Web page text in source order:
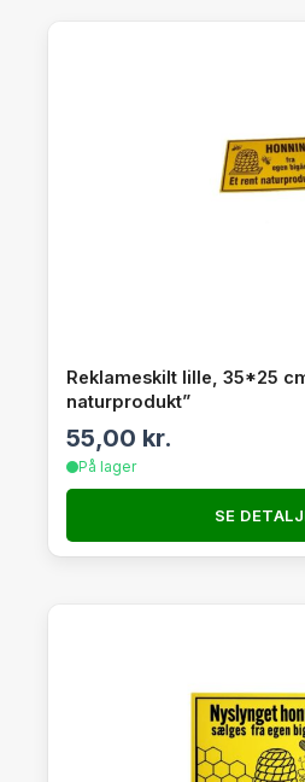
Reklameskilt lille, 35*25
naturprodukt”
55,00 kr.
På lager
SE